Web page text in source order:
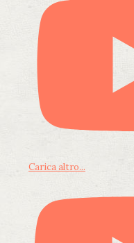
Carica altro...